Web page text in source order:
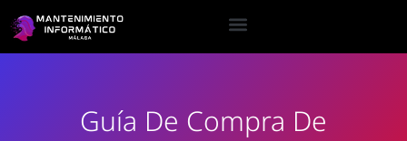
Guía De Compra De